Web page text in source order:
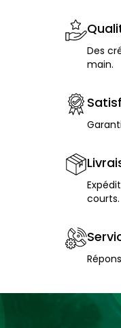
Des
main.
courts.